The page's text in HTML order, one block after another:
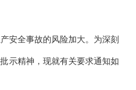
安全事故的风险加大。为深刻
示精神，现就有关要求通知如